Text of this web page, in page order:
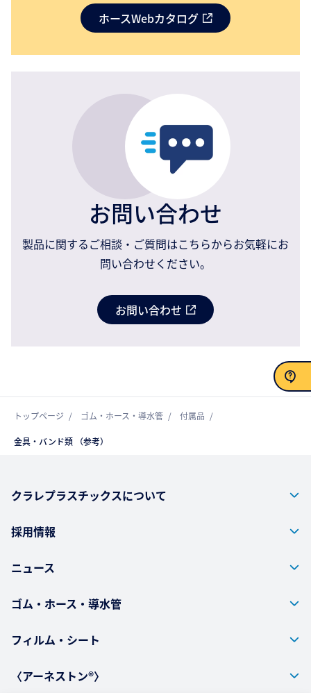
お問い合わせ
ホースWebカタログ
お問い合わせ
製品に関するご相談・ご質問はこちらからお気軽にお
問い合わせください。
お問い合わせ
トップページ ゴム・ホース・導水管 付属品
金具・バンド類 （参考）
クラレプラスチックスについて
採用情報
ニュース
ゴム・ホース・導水管
フィルム・シート
〈アーネストン®〉